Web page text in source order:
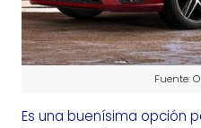
Fuente:
Es una buenísima opción